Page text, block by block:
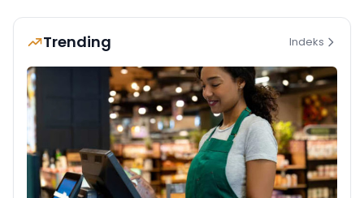
Trending Indeks